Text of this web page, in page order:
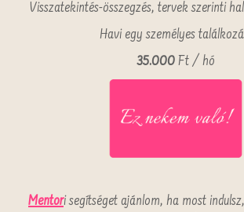
Visszatekintés-összegzés, tervek szerinti
Havi egy személyes
35.000 Ft / hó
Mentori segítséget ajánlom, ha most